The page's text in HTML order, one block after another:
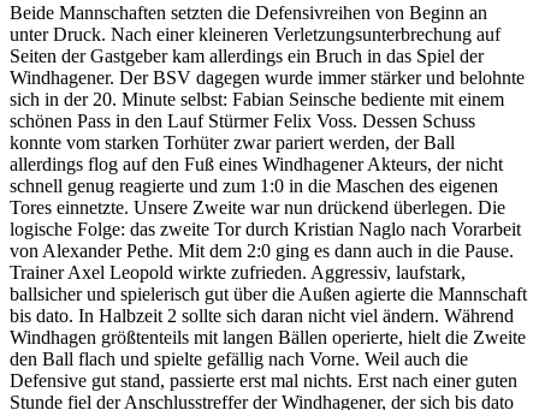
Beide Mannschaften setzten die Defensivreihen von Beginn an
unter Druck. Nach einer kleineren Verletzungsunterbrechung auf
Seiten der Gastgeber kam allerdings ein Bruch in das Spiel der
Windhagener. Der BSV dagegen wurde immer stärker und belohnte
sich in der 20. Minute selbst: Fabian Seinsche bediente mit einem
schönen Pass in den Lauf Stürmer Felix Voss. Dessen Schuss
konnte vom starken Torhüter zwar pariert werden, der Ball
allerdings flog auf den Fuß eines Windhagener Akteurs, der nicht
schnell genug reagierte und zum 1:0 in die Maschen des eigenen
Tores einnetzte. Unsere Zweite war nun drückend überlegen. Die
logische Folge: das zweite Tor durch Kristian Naglo nach Vorarbeit
von Alexander Pethe. Mit dem 2:0 ging es dann auch in die Pause.
Trainer Axel Leopold wirkte zufrieden. Aggressiv, laufstark,
ballsicher und spielerisch gut über die Außen agierte die Mannschaft
bis dato. In Halbzeit 2 sollte sich daran nicht viel ändern. Während
Windhagen größtenteils mit langen Bällen operierte, hielt die Zweite
den Ball flach und spielte gefällig nach Vorne. Weil auch die
Defensive gut stand, passierte erst mal nichts. Erst nach einer guten
Stunde fiel der Anschlusstreffer der Windhagener, der sich bis dato